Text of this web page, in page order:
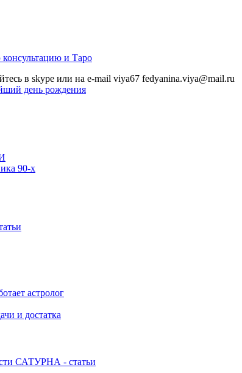
консультацию и Таро
в skype или на e-mail viya67 fedyanina.viya@mail.ru
90-х
астролог
и достатка
САТУРНА - статьи